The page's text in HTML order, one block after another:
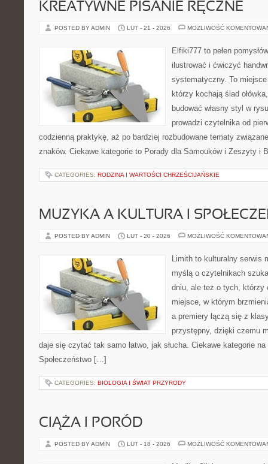
KREATYWNE PISANIE RĘCZNE
POSTED BY ADMIN LUT - 21 - 2026 MOŻLIWOŚĆ
Elfiki777 to pełen
ilustrować i ćwiczyć
systematyczny. To
którzy kochają ślad
budować własny styl w
prowadzi czytelnika od
codzienną praktykę, aż po bardziej rozbudowane tematy
znaków. Ciekawe kategorie to Porady dla Samouków i Zeszyty i
CATEGORIES: RODZINA I WARTOŚCI CHRZEŚCIJAŃSKIE
MUZYKA A KULTURA I
POSTED BY ADMIN LUT - 20 - 2026 MOŻLIWOŚĆ
Limith to kulturalny serwis
myślą o czytelnikach
dniu, ale też o tych, którzy
miejsce, w którym
a premiery łączą się z
przystępny, dzięki czemu
daje się czytać tak samo łatwo, jak słucha. Ciekawe kategorie
Społeczeństwo […]
CATEGORIES: BIOLOGIA I ŚWIAT PRZYRODY
CIĄŻA I PORÓD
POSTED BY ADMIN LUT - 18 - 2026 MOŻLIWOŚĆ